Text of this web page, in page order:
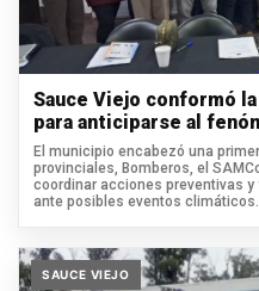
Sauce Viejo conformó
para anticiparse al
El municipio encabezó una
provinciales, Bomberos, el
coordinar acciones preventivas
ante posibles eventos climáticos.
SAUCE VIEJO